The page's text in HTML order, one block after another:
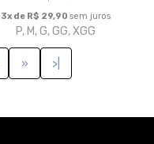
Cruzado
3x de R$ 29,90sem juros